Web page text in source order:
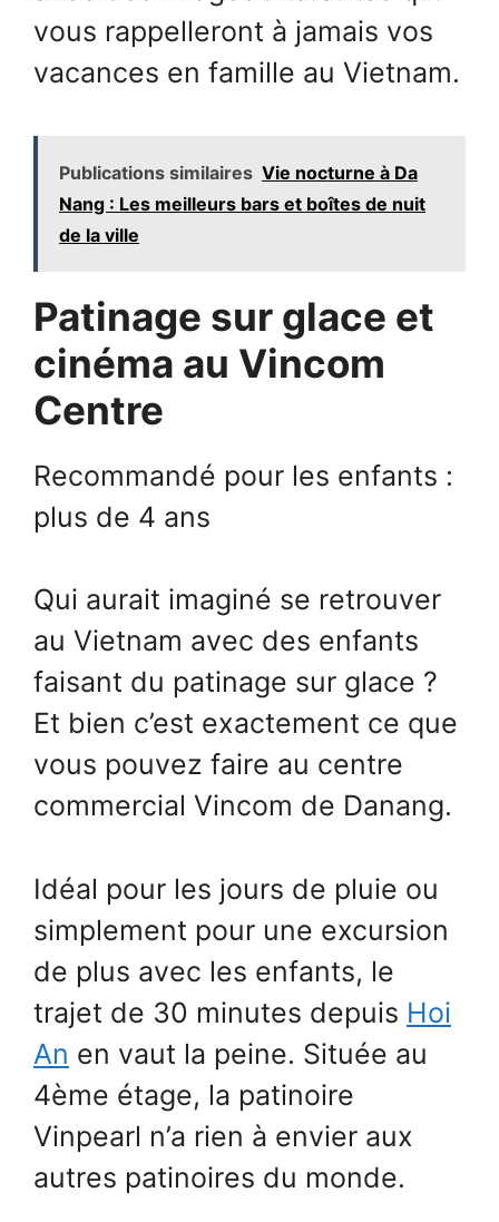
vous rappelleront à jamais vos
vacances en famille au Vietnam.
Publications similaires Vie nocturne à Da
Nang : Les meilleurs bars et boîtes de nuit
de la ville
Patinage sur glace et
cinéma au Vincom
Centre
Recommandé pour les enfants :
plus de 4 ans
Qui aurait imaginé se retrouver
au Vietnam avec des enfants
faisant du patinage sur glace ?
Et bien c’est exactement ce que
vous pouvez faire au centre
commercial Vincom de Danang.
Idéal pour les jours de pluie ou
simplement pour une excursion
de plus avec les enfants, le
trajet de 30 minutes depuis Hoi
An en vaut la peine. Située au
4ème étage, la patinoire
Vinpearl n’a rien à envier aux
autres patinoires du monde.